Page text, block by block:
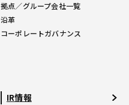
拠点／グループ会社一覧
沿革
コーポレートガバナンス
IR情報